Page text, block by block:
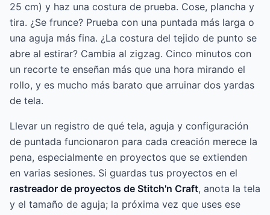
25 cm) y haz una costura de prueba. Cose, plancha y
tira. ¿Se frunce? Prueba con una puntada más larga o
una aguja más fina. ¿La costura del tejido de punto se
abre al estirar? Cambia al zigzag. Cinco minutos con
un recorte te enseñan más que una hora mirando el
rollo, y es mucho más barato que arruinar dos yardas
de tela.
Llevar un registro de qué tela, aguja y configuración
de puntada funcionaron para cada creación merece la
pena, especialmente en proyectos que se extienden
en varias sesiones. Si guardas tus proyectos en el
rastreador de proyectos de Stitch'n Craft, anota la tela
y el tamaño de aguja; la próxima vez que uses ese